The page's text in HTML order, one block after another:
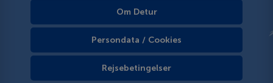
Om Detur
Persondata / Cookies
Rejsebetingelser